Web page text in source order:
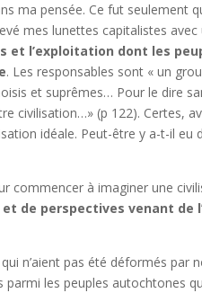
ma pensée. Ce fut seulement
mes lunettes capitalistes
et l’exploitation dont les
. Les responsables sont « un
et suprêmes… Pour le dire
civilisation…» (p 122). Certes,
idéale. Peut-être y a-t-il eu
commencer à imaginer une
de perspectives venant de
n’aient pas été déformés par
parmi les peuples autochtones